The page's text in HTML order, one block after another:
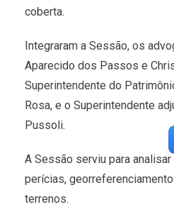
coberta.
Integraram a Sessão, os
Aparecido dos Passos e
Superintendente do
Rosa, e o Superintendente
Pussoli.
A Sessão serviu para
perícias,
terrenos.